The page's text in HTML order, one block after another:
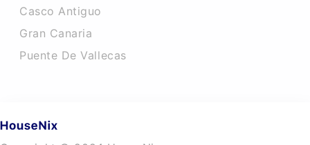
Casco Antiguo
Gran Canaria
Puente De Vallecas